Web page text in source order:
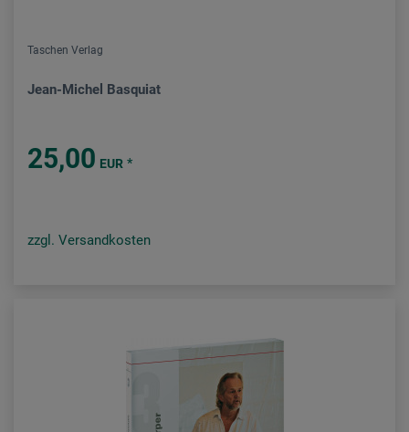
Taschen Verlag
Jean-Michel Basquiat
25,00 EUR *
zzgl. Versandkosten